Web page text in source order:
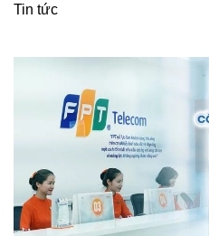
Tin tức